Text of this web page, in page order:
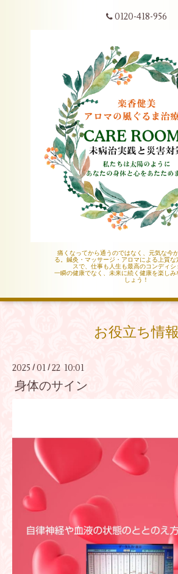
0120-418-956
痛くなってから通うのではなく、元気な今
る。鍼灸・マッサージ・アロマによる上質な
スで、仕事も人生も最高のコンディシ
一瞬の健康でなく、未来に続く健康を楽しみ
しょう！
お役立ち情報
2025 /01 /22 10:01
身体のサイン